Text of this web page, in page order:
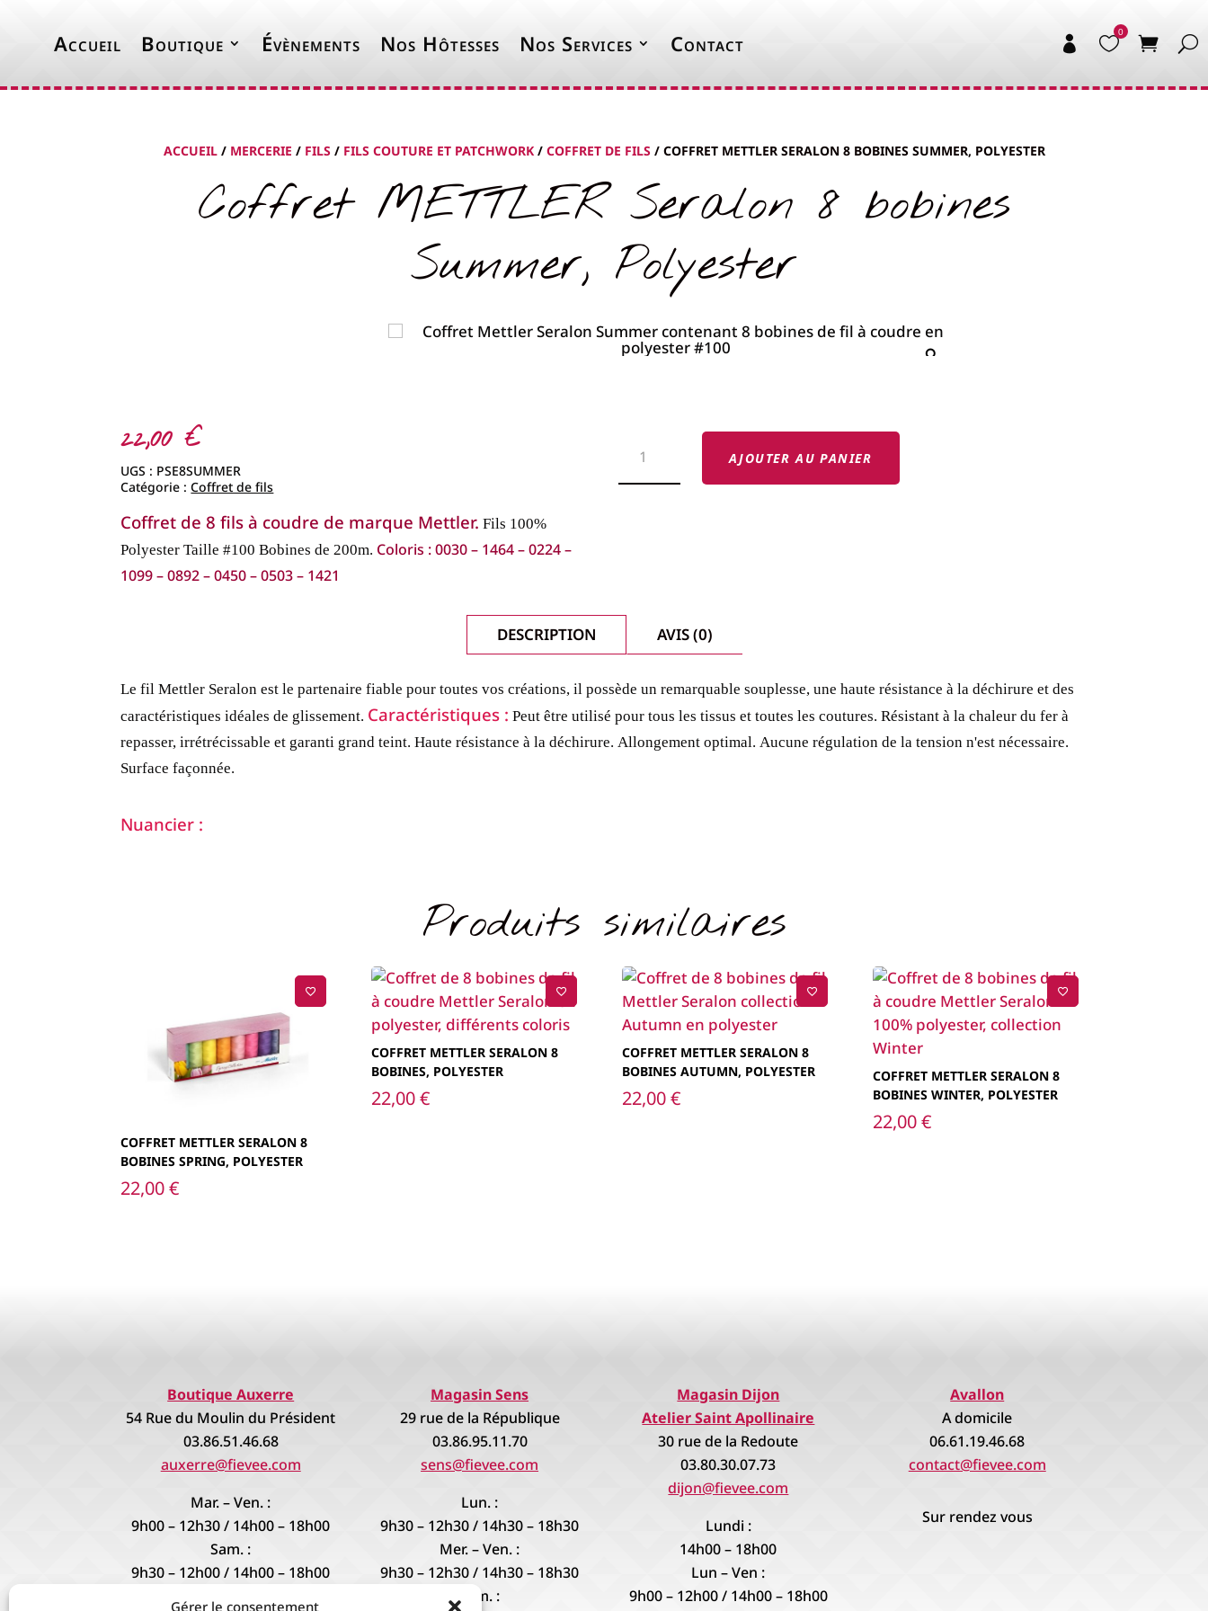
Gérer le consentement
Accueil Boutique Évènements Nos Hôtesses Nos Services Contact  
ACCUEIL/ MERCERIE / FILS/ FILS COUTURE ET PATCHWORK/ COFFRET DE FILS/ COFFRET METTLER SERALON 8 BOBINES SUMMER, POLYESTER
Coffret METTLER Seralon 8 bobines
Summer, Polyester
22,00€
UGS : PSE8SUMMER
Catégorie :Coffret de fils
Coffret de 8 fils à coudre de marque Mettler. Fils 100%
Polyester Taille #100 Bobines de 200m. Coloris : 0030 – 1464 – 0224 –
1099 – 0892 – 0450 – 0503 – 1421
METTLER
AJOUTER AU PANIER
DESCRIPTION AVIS (0)
Le fil Mettler Seralon est le partenaire fiable pour toutes vos créations, il possède un remarquable souplesse, une haute résistance à la déchirure et des
caractéristiques idéales de glissement. Caractéristiques : Peut être utilisé pour tous les tissus et toutes les coutures. Résistant à la chaleur du fer à
repasser, irrétrécissable et garanti grand teint. Haute résistance à la déchirure. Allongement optimal. Aucune régulation de la tension n'est nécessaire.
Surface façonnée.
Nuancier :
Produits similaires
COFFRET METTLER SERALON 8
BOBINES SPRING, POLYESTER
22,00€
COFFRET METTLER SERALON 8
BOBINES, POLYESTER
22,00€
COFFRET METTLER SERALON 8
BOBINES AUTUMN, POLYESTER
22,00€
COFFRET METTLER SERALON 8
BOBINES WINTER, POLYESTER
22,00€
Boutique Auxerre
54 Rue du Moulin du Président
03.86.51.46.68
auxerre@fievee.com
Mar. – Ven. :
9h00 – 12h30 / 14h00 – 18h00
Sam. :
9h30 – 12h00 / 14h00 – 18h00
Magasin Sens
29 rue de la République
03.86.95.11.70
sens@fievee.com
Lun. :
9h30 – 12h30 / 14h30 – 18h30
Mer. – Ven. :
9h30 – 12h30 / 14h30 – 18h30
Sam. :
Magasin Dijon
Atelier Saint Apollinaire
30 rue de la Redoute
03.80.30.07.73
dijon@fievee.com
Lundi :
14h00 – 18h00
Lun – Ven :
9h00 – 12h00 / 14h00 – 18h00
Avallon
A domicile
06.61.19.46.68
contact@fievee.com
Sur rendez vous